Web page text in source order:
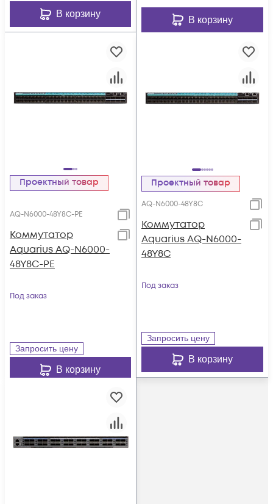
В корзину
В корзину
Проектный товар
AQ-N6000-48Y8C-PE
Коммутатор
Aquarius AQ-N6000-
48Y8C-PE
Под заказ
Запросить цену
В корзину
Проектный товар
AQ-N6000-48Y8C
Коммутатор
Aquarius AQ-N6000-
48Y8C
Под заказ
Запросить цену
В корзину